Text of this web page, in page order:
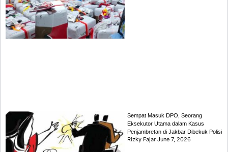
Sempat Masuk DPO, Seorang
Eksekutor Utama dalam Kasus
Penjambretan di Jakbar Dibekuk Polisi
Rizky FajarJune 7, 2026